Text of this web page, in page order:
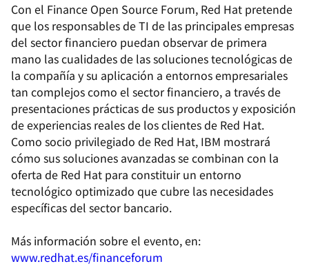
Con el Finance Open Source Forum, Red Hat pretende
que los responsables de TI de las principales empresas
del sector financiero puedan observar de primera
mano las cualidades de las soluciones tecnológicas de
la compañía y su aplicación a entornos empresariales
tan complejos como el sector financiero, a través de
presentaciones prácticas de sus productos y exposición
de experiencias reales de los clientes de Red Hat.
Como socio privilegiado de Red Hat, IBM mostrará
cómo sus soluciones avanzadas se combinan con la
oferta de Red Hat para constituir un entorno
tecnológico optimizado que cubre las necesidades
específicas del sector bancario.
Más información sobre el evento, en:
www.redhat.es/financeforum